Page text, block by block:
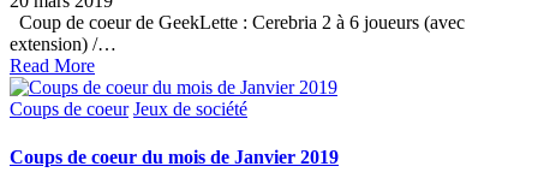
Coup de coeur de GeekLette : Cerebria 2 à 6 joueurs (avec
extension) /…
Read More
Posted
Coups de coeur Jeux de société
Coups de coeur du mois de Janvier 2019